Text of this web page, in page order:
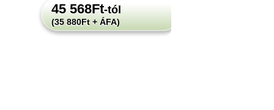
45 568Ft-tól
(35 880Ft + ÁFA)